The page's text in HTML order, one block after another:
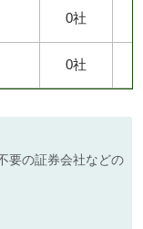
0社
0社
要の証券会社などの